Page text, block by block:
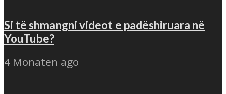
Si të shmangni videot e padëshiruara në
YouTube?
4 Monaten ago